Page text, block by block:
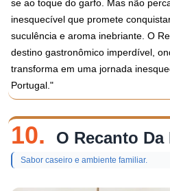
se ao toque do garfo. Mas não
inesquecível que promete
suculência e aroma inebriante. O
destino gastronômico imperdível,
transforma em uma jornada
Portugal."
10. O Recanto Da
Sabor caseiro e ambiente familiar.